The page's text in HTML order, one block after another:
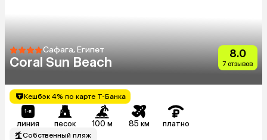
Сафага, Египет
Coral Sun Beach
8.0
7 отзывов
Кешбэк 4% по карте Т-Банка
линия песок 100 м 85 км платно
Собственный пляж